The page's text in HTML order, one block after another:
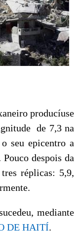
producíuse
de 7,3 na
seu epicentro a
despois da
réplicas: 5,9,
mediante
DE HAITÍ.